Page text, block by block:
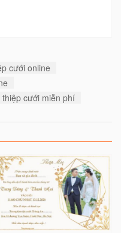
cưới online
thiệp cưới miễn phí